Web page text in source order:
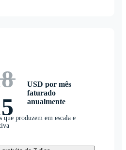
USD por mês
faturado
anualmente
que produzem em escala e